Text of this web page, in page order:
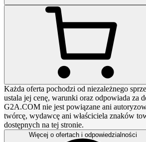
Każda oferta pochodzi od niezależnego
ustala jej cenę, warunki oraz odpowiada za
G2A.COM nie jest powiązane ani
twórcę, wydawcę ani właściciela znaków
dostępnych na tej stronie.
Więcej o ofertach i odpowiedzialności